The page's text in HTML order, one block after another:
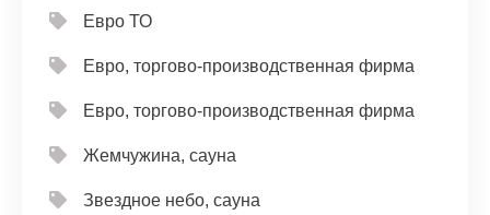
Евро ТО
Евро, торгово-производственная фирма
Евро, торгово-производственная фирма
Жемчужина, сауна
Звездное небо, сауна